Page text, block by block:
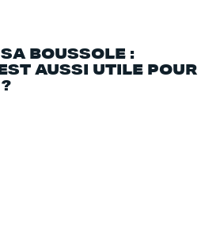
BOUSSOLE :
AUSSI UTILE POUR